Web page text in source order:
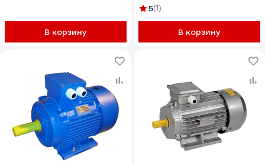
В корзину
5(1)
В корзину